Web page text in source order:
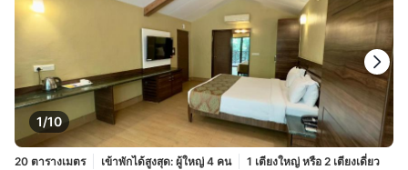
1/10
20 ตารางเมตร เข้าพักได้สูงสุด: ผู้ใหญ่ 4 คน
1 เตียงใหญ่ หรือ 2 เตียงเดี่ยว